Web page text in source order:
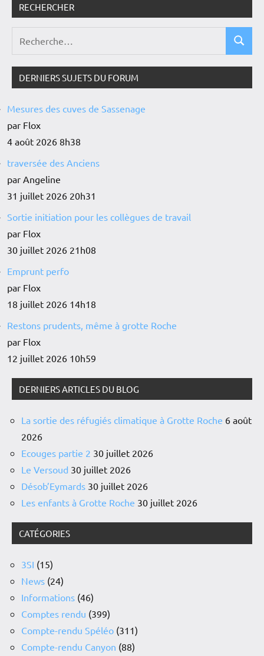
RECHERCHER
DERNIERS SUJETS DU FORUM
Mesures des cuves de Sassenage
par Flox
4 août 2026 8h38
traversée des Anciens
par Angeline
31 juillet 2026 20h31
Sortie initiation pour les collègues de travail
par Flox
30 juillet 2026 21h08
Emprunt perfo
par Flox
18 juillet 2026 14h18
Restons prudents, même à grotte Roche
par Flox
12 juillet 2026 10h59
DERNIERS ARTICLES DU BLOG
La sortie des réfugiés climatique à Grotte Roche 6 août
2026
Ecouges partie 2 30 juillet 2026
Le Versoud 30 juillet 2026
Désob’Eymards 30 juillet 2026
Les enfants à Grotte Roche 30 juillet 2026
CATÉGORIES
3SI (15)
News (24)
Informations (46)
Comptes rendu (399)
Compte-rendu Spéléo (311)
Compte-rendu Canyon (88)